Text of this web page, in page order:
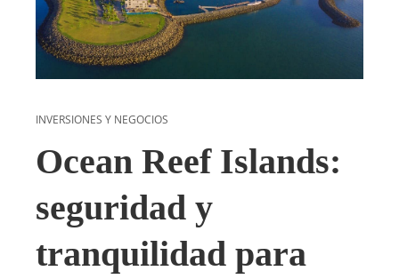
INVERSIONES Y NEGOCIOS
Ocean Reef Islands:
seguridad y
tranquilidad para